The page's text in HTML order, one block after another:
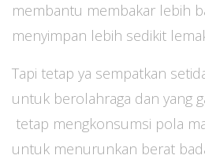
membantu membakar lebih
menyimpan lebih sedikit
Tapi tetap ya sempatkan
untuk berolahraga dan yang
tetap mengkonsumsi pola
untuk menurunkan berat